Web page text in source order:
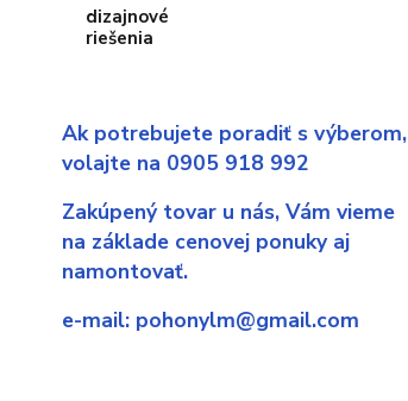
Ak potrebujete poradiť s výberom,
volajte na 0905 918 992
Zakúpený tovar u nás, Vám vieme
na základe cenovej ponuky aj
namontovať.
e-mail: pohonylm@gmail.com